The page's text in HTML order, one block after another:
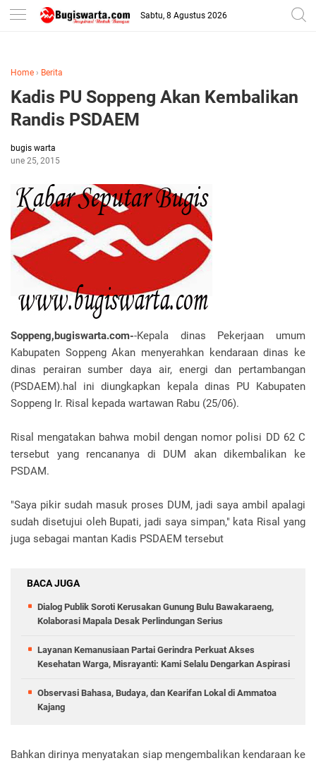
-->
Sabtu, 8 Agustus 2026
Home › Berita
Kadis PU Soppeng Akan Kembalikan
Randis PSDAEM
bugis warta
June 25, 2015
Soppeng,bugiswarta.com--Kepala dinas Pekerjaan umum
Kabupaten Soppeng Akan menyerahkan kendaraan dinas ke
dinas perairan sumber daya air, energi dan pertambangan
(PSDAEM).hal ini diungkapkan kepala dinas PU Kabupaten
Soppeng Ir. Risal kepada wartawan Rabu (25/06).
Risal mengatakan bahwa mobil dengan nomor polisi DD 62 C
tersebut yang rencananya di DUM akan dikembalikan ke
PSDAM.
"Saya pikir sudah masuk proses DUM, jadi saya ambil apalagi
sudah disetujui oleh Bupati, jadi saya simpan," kata Risal yang
juga sebagai mantan Kadis PSDAEM tersebut
BACA JUGA
Dialog Publik Soroti Kerusakan Gunung Bulu Bawakaraeng,
Kolaborasi Mapala Desak Perlindungan Serius
Layanan Kemanusiaan Partai Gerindra Perkuat Akses
Kesehatan Warga, Misrayanti: Kami Selalu Dengarkan Aspirasi
Observasi Bahasa, Budaya, dan Kearifan Lokal di Ammatoa
Kajang
Bahkan dirinya menyatakan siap mengembalikan kendaraan ke